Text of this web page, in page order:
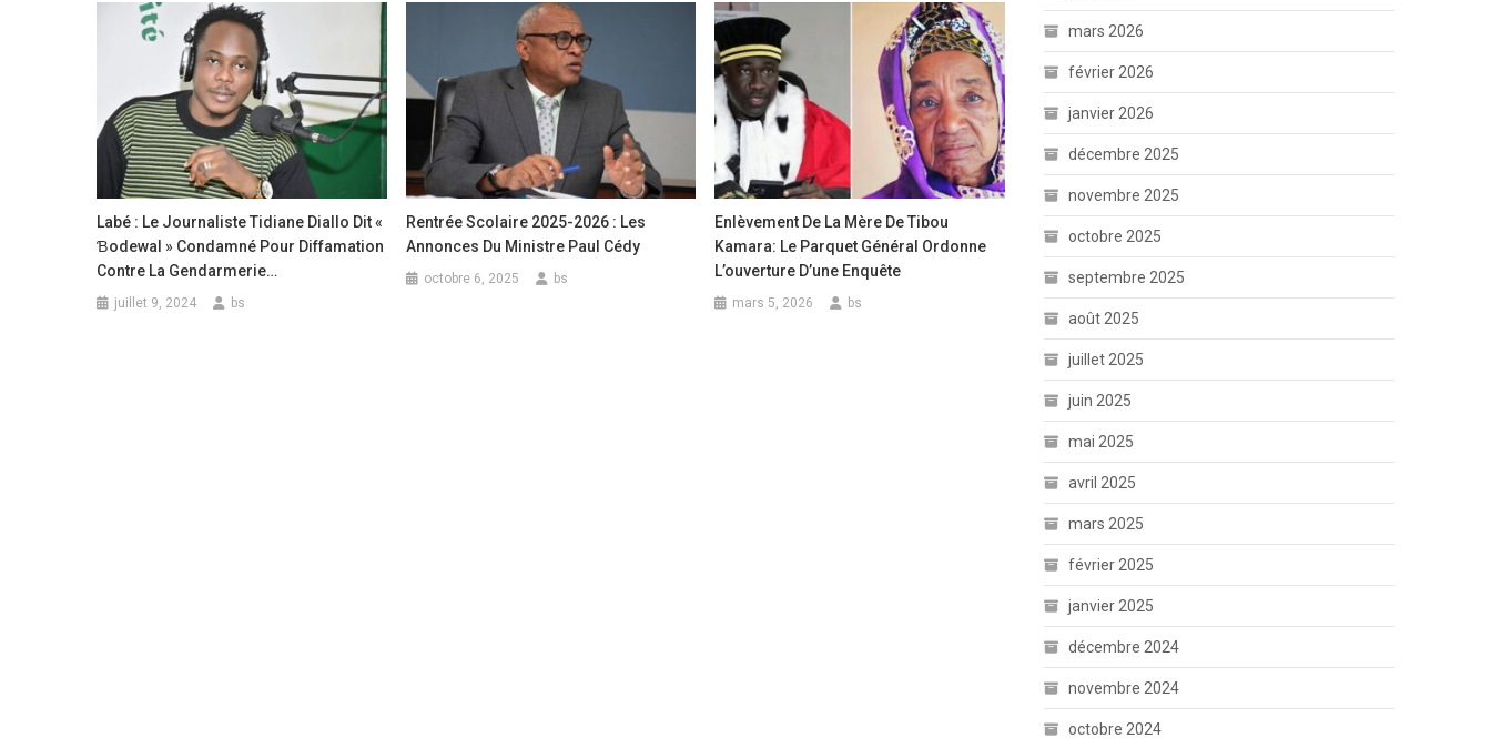
Labé : Le Journaliste Tidiane Diallo Dit «
Ɓodewal » Condamné Pour Diffamation
Contre La Gendarmerie…
juillet 9, 2024 bs
Rentrée Scolaire 2025-2026 : Les
Annonces Du Ministre Paul Cédy
octobre 6, 2025 bs
Enlèvement De La Mère De Tibou
Kamara: Le Parquet Général Ordonne
L’ouverture D’une Enquête
mars 5, 2026 bs
mars 2026
février 2026
janvier 2026
décembre 2025
novembre 2025
octobre 2025
septembre 2025
août 2025
juillet 2025
juin 2025
mai 2025
avril 2025
mars 2025
février 2025
janvier 2025
décembre 2024
novembre 2024
octobre 2024